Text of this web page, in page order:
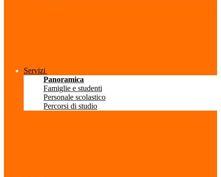
Servizi
Panoramica
Famiglie e studenti
Personale scolastico
Percorsi di studio